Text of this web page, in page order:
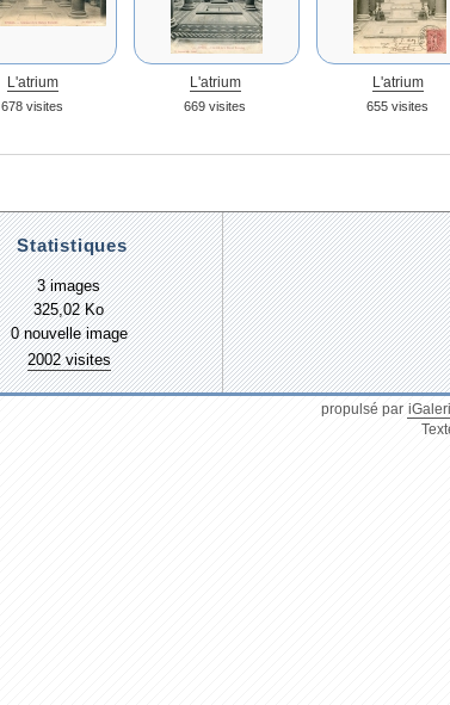
L'atrium
678 visites
L'atrium
669 visites
L'atrium
655 visites
Statistiques
3 images
325,02 Ko
0 nouvelle image
2002 visites
propulsé par